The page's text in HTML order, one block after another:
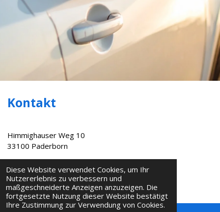
Diese Website verwendet Cookies, um Ihr
Nutzererlebnis zu verbessern und
maßgeschneiderte Anzeigen anzuzeigen. Die
fortgesetzte Nutzung dieser Website bestätigt
Ihre Zustimmung zur Verwendung von Cookies.
Kontakt
Himmighauser Weg 10
33100 Paderborn
Öffnungszeiten
Montag - Mittwoch: 09:00 - 17:00 Uhr